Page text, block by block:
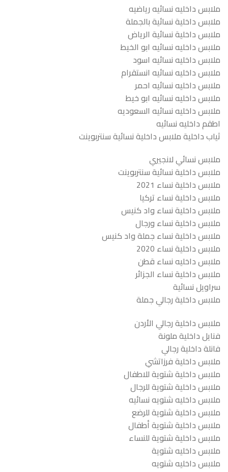
ملابس داخليه نسائيه رياضيه
ملابس داخلية نسائية بالجملة
ملابس داخلية نسائية الرياض
ملابس داخليه نسائيه ابو الخيط
ملابس داخليه نسائيه اسود
ملابس داخليه نسائيه انستقرام
ملابس داخليه نسائيه احمر
ملابس داخليه نسائيه ابو خيط
ملابس داخليه نسائيه السعوديه
اطقم داخليه نسائيه
ثياب داخلية ملابس داخلية نسائية سنتربوينت
ملابس نسائي لانجيري
ملابس داخلية نسائية سنتربوينت
ملابس داخلية نساء 2021
ملابس داخلية نساء تركيا
ملابس داخلية نساء واد كنيس
ملابس داخلية نساء ورجال
ملابس داخلية نساء جملة واد كنيس
ملابس داخلية نساء 2020
ملابس داخليه نساء قطن
ملابس داخلية نساء الجزائر
سراويل نسائية
ملابس داخلية رجالي جملة
ملابس داخلية رجالي الأردن
فنايل داخلية ملونة
فانلة داخلية رجالي
ملابس داخلية فرزاتشي
ملابس داخلية شتوية للاطفال
ملابس داخلية شتوية للرجال
ملابس داخليه شتويه نسائيه
ملابس داخلية شتوية للرضع
ملابس داخلية شتوية أطفال
ملابس داخلية شتوية للنساء
ملابس داخليه شتوية
ملابس داخليه شتويه